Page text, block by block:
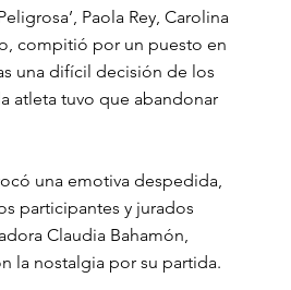
Paola Rey, Carolina
compitió por un puesto en
una difícil decisión de los
atleta tuvo que abandonar
una emotiva despedida,
participantes y jurados
Claudia Bahamón,
la nostalgia por su partida.